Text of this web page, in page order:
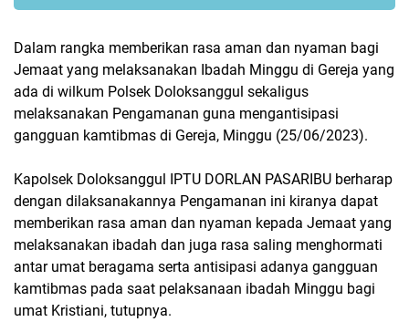
Dalam rangka memberikan rasa aman dan nyaman bagi
Jemaat yang melaksanakan Ibadah Minggu di Gereja yang
ada di wilkum Polsek Doloksanggul sekaligus
melaksanakan Pengamanan guna mengantisipasi
gangguan kamtibmas di Gereja, Minggu (25/06/2023).
Kapolsek Doloksanggul IPTU DORLAN PASARIBU berharap
dengan dilaksanakannya Pengamanan ini kiranya dapat
memberikan rasa aman dan nyaman kepada Jemaat yang
melaksanakan ibadah dan juga rasa saling menghormati
antar umat beragama serta antisipasi adanya gangguan
kamtibmas pada saat pelaksanaan ibadah Minggu bagi
umat Kristiani, tutupnya.